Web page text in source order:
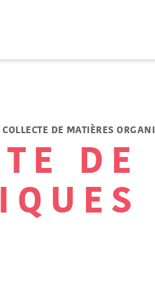
COLLECTE DE MATIÈRES